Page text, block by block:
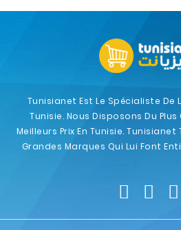
Tunisianet Est Le Spécialiste De
Tunisie. Nous Disposons Du Plus
Meilleurs Prix En Tunisie. Tunisianet
Grandes Marques Qui Lui Font